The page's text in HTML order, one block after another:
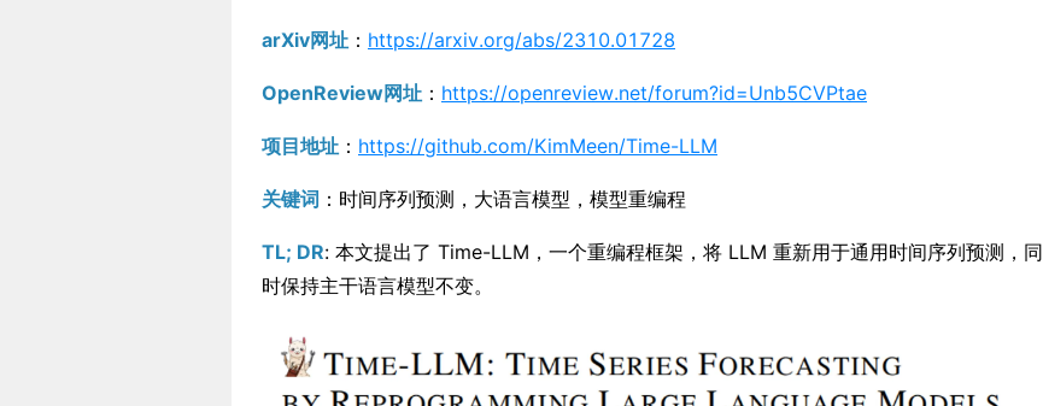
arXiv网址 ： https://arxiv.org/abs/2310.01728
OpenReview网址 ： https://openreview.net/forum?id=Unb5CVPtae
项目地址 ： https://github.com/KimMeen/Time-LLM
关键词 ：时间序列预测，大语言模型，模型重编程
TL; DR: 本文提出了 Time-LLM，一个重编程框架，将 LLM 重新用于通用时间序列预测，同
时保持主干语言模型不变。